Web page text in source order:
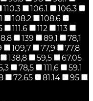
110.3 106.1
106.3
108.2
108.6
111.6 112
113
139 89,1
78,1
109,7 77,9
77,8
138,8 59,5
67.05
78,5 111,6
59.1
72.65 81.14
95